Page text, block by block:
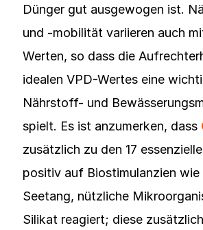
Dünger gut ausgewogen ist.
und -mobilität variieren auch
Werten, so dass die
idealen VPD-Wertes eine
Nährstoff- und
spielt. Es ist anzumerken, dass
zusätzlich zu den 17
positiv auf Biostimulanzien wie
Seetang, nützliche
Silikat reagiert; diese